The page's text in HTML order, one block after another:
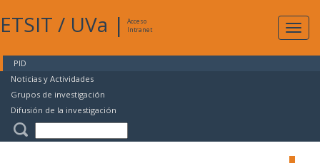
ETSIT / UVa |
Acceso
Intranet
PID
Noticias y Actividades
Grupos de investigación
Difusión de la investigación